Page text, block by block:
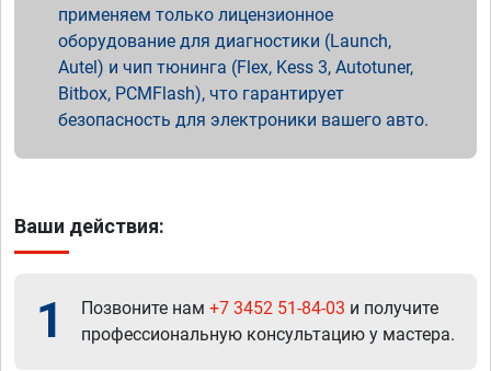
применяем только лицензионное
оборудование для диагностики (Launch,
Autel) и чип тюнинга (Flex, Kess 3, Autotuner,
Bitbox, PCMFlash), что гарантирует
безопасность для электроники вашего авто.
Ваши действия:
1 Позвоните нам +7 3452 51-84-03 и получите
профессиональную консультацию у мастера.